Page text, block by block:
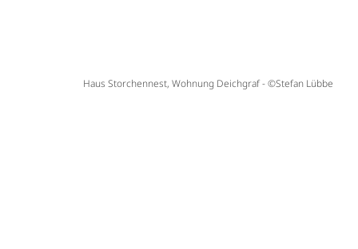
Haus Storchennest, Wohnung Deichgraf - ©Stefan Lübbe